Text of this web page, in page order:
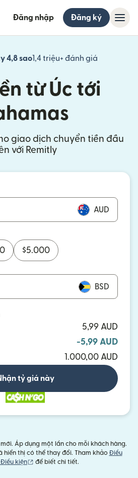
Đăng nhập Đăng ký
4,8 sao1,4 triệu+ đánh giá
từ Úc tới
giao dịch chuyển tiền đầu
với Remitly
AUD
$5.000
BSD
5,99 AUD
-5,99 AUD
1.000,00 AUD
tỷ giá này
Áp dụng một lần cho mỗi khách hàng.
hiển thị có thể thay đổi. Tham khảo Điều
kiện
(mở trong cửa sổ mới)
để biết chi tiết.